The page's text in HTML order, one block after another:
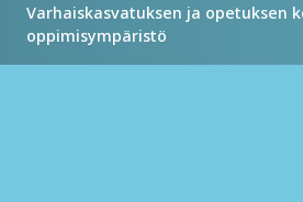
Varhaiskasvatuksen ja opetuksen
oppimisympäristö